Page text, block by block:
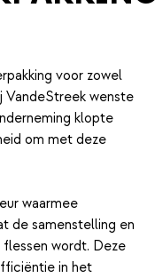
voor zowel
VandeStreek wenste
klopte
om met deze
waarmee
de samenstelling en
flessen wordt. Deze
in het